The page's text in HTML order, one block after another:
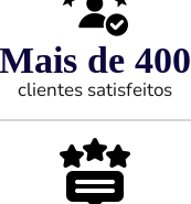
Mais de 400
clientes satisfeitos